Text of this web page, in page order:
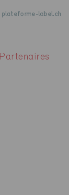
plateforme-label.ch
Partenaires